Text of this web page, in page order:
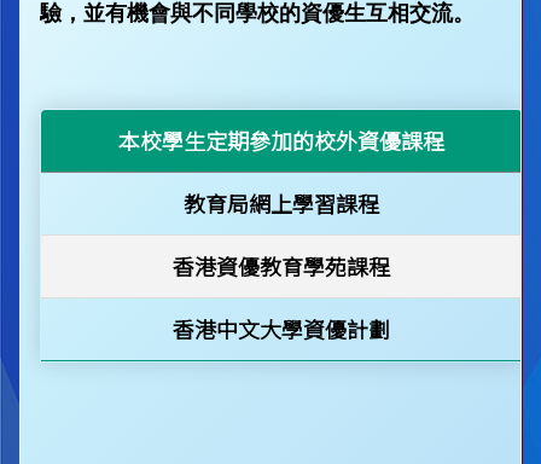
驗，並有機會與不同學校的資優生互相交流。
本校學生定期參加的校外資優課程
教育局網上學習課程
香港資優教育學苑課程
香港中文大學資優計劃